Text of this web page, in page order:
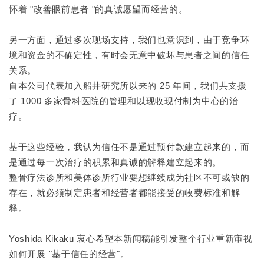
怀着 "改善眼前患者 "的真诚愿望而经营的。
另一方面，通过多次现场支持，我们也意识到，由于竞争环
境和资金的不确定性，有时会无意中破坏与患者之间的信任
关系。
自本公司代表加入船井研究所以来的 25 年间，我们共支援
了 1000 多家骨科医院的管理和以现收现付制为中心的治
疗。
基于这些经验，我认为信任不是通过预付款建立起来的，而
是通过每一次治疗的积累和真诚的解释建立起来的。
整骨疗法诊所和美体诊所行业要想继续成为社区不可或缺的
存在，就必须制定患者和经营者都能接受的收费标准和解
释。
Yoshida Kikaku 衷心希望本新闻稿能引发整个行业重新审视
如何开展 "基于信任的经营"。